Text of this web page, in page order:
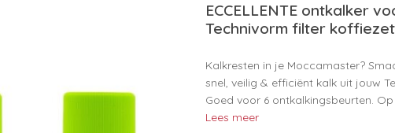
ECCELLENTE ontkalker
Technivorm filter
Kalkresten in je Moccamaster?
snel, veilig & efficiënt kalk uit jouw
Goed voor 6 ontkalkingsbeurten.
Lees meer